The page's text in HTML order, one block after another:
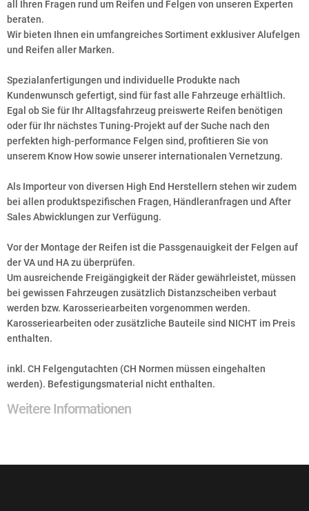
all Ihren Fragen rund um Reifen und Felgen von unseren Experten
beraten.
Wir bieten Ihnen ein umfangreiches Sortiment exklusiver Alufelgen
und Reifen aller Marken.
Spezialanfertigungen und individuelle Produkte nach
Kundenwunsch gefertigt, sind für fast alle Fahrzeuge erhältlich.
Egal ob Sie für Ihr Alltagsfahrzeug preiswerte Reifen benötigen
oder für Ihr nächstes Tuning-Projekt auf der Suche nach den
perfekten high-performance Felgen sind, profitieren Sie von
unserem Know How sowie unserer internationalen Vernetzung.
Als Importeur von diversen High End Herstellern stehen wir zudem
bei allen produktspezifischen Fragen, Händleranfragen und After
Sales Abwicklungen zur Verfügung.
Vor der Montage der Reifen ist die Passgenauigkeit der Felgen auf
der VA und HA zu überprüfen.
Um ausreichende Freigängigkeit der Räder gewährleistet, müssen
bei gewissen Fahrzeugen zusätzlich Distanzscheiben verbaut
werden bzw. Karosseriearbeiten vorgenommen werden.
Karosseriearbeiten oder zusätzliche Bauteile sind NICHT im Preis
enthalten.
inkl. CH Felgengutachten (CH Normen müssen eingehalten
werden). Befestigungsmaterial nicht enthalten.
Weitere Informationen